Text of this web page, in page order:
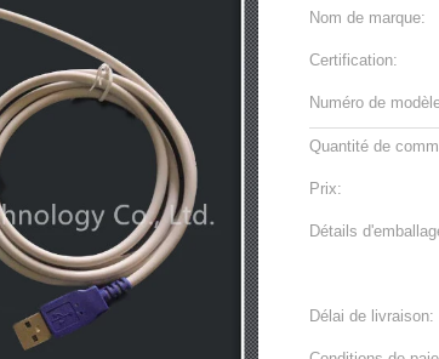
Nom de marque:
Certification:
Numéro de
Quantité de
Prix:
Détails
Délai de livraison: